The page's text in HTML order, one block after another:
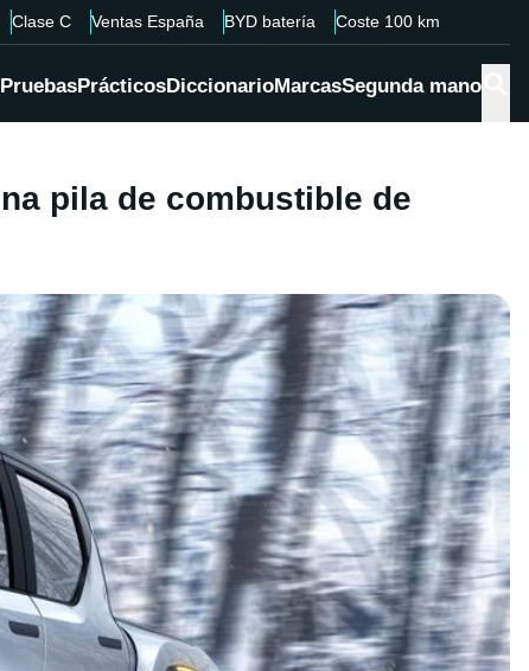
Clase C Ventas España BYD batería Coste 100 km
PruebasPrácticosDiccionarioMarcasSegunda mano
pila de combustible de